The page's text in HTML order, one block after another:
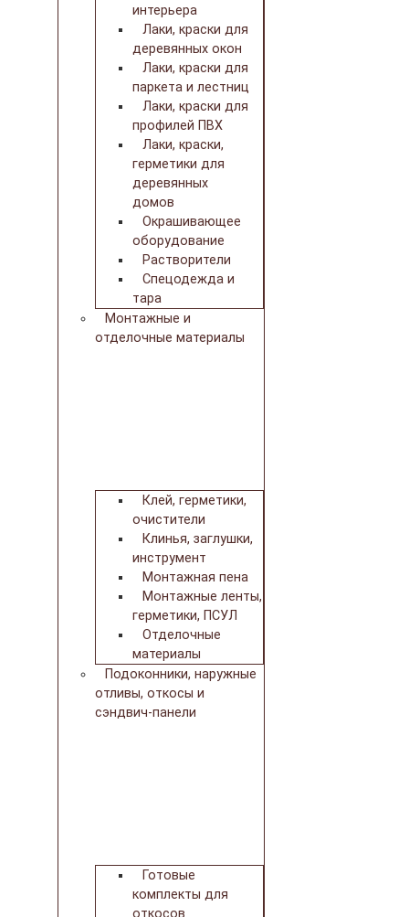
интерьера
Лаки, краски для
деревянных окон
Лаки, краски для
паркета и лестниц
Лаки, краски для
профилей ПВХ
Лаки, краски,
герметики для
деревянных
домов
Окрашивающее
оборудование
Растворители
Спецодежда и
тара
Монтажные и
отделочные материалы
Клей, герметики,
очистители
Клинья, заглушки,
инструмент
Монтажная пена
Монтажные ленты,
герметики, ПСУЛ
Отделочные
материалы
Подоконники, наружные
отливы, откосы и
сэндвич-панели
Готовые
комплекты для
откосов